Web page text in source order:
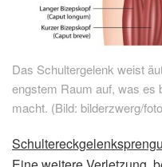
Das Schultergelenk weist
engstem Raum auf, was es
macht. (Bild: bilderzwerg/